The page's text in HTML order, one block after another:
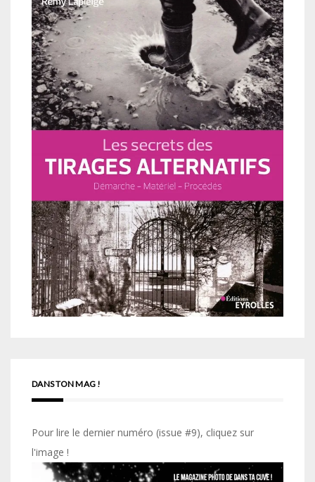
DANS TON MAG !
Pour lire le dernier numéro (issue #9), cliquez sur
l'image !